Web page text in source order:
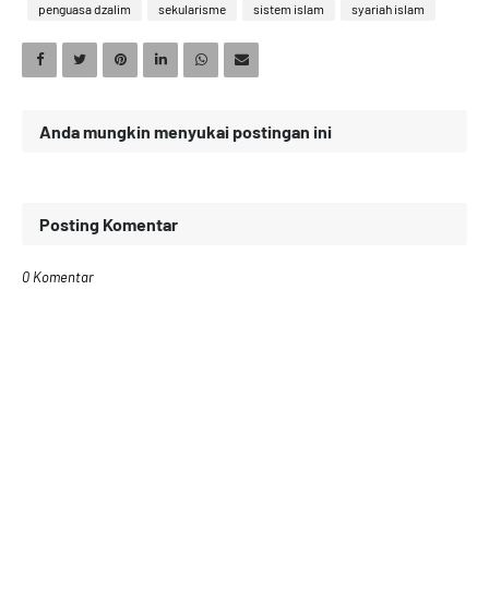
penguasa dzalim
sekularisme sistem islam syariah islam
Anda mungkin menyukai postingan ini
Posting Komentar
0 Komentar